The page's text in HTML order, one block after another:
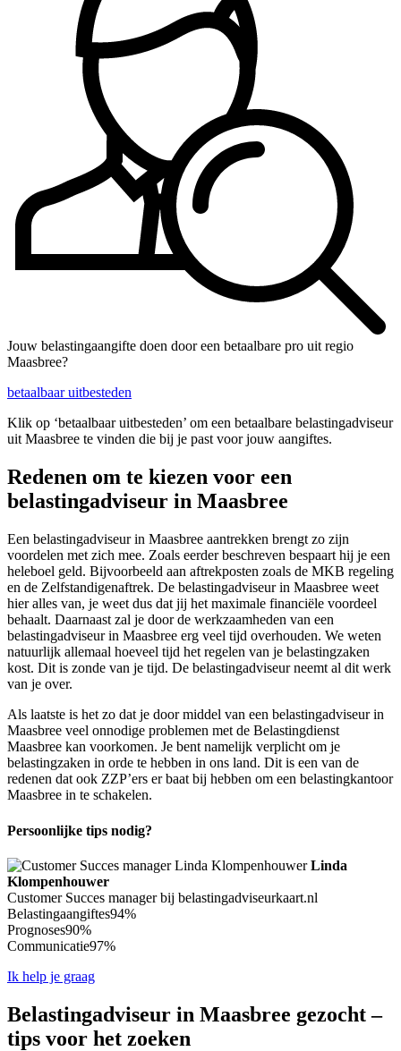
Jouw belastingaangifte doen door een betaalbare pro uit regio
Maasbree?
betaalbaar uitbesteden
Klik op ‘betaalbaar uitbesteden’ om een betaalbare belastingadviseur
uit Maasbree te vinden die bij je past voor jouw aangiftes.
Redenen om te kiezen voor een
belastingadviseur in Maasbree
Een belastingadviseur in Maasbree aantrekken brengt zo zijn
voordelen met zich mee. Zoals eerder beschreven bespaart hij je een
heleboel geld. Bijvoorbeeld aan aftrekposten zoals de MKB regeling
en de Zelfstandigenaftrek. De belastingadviseur in Maasbree weet
hier alles van, je weet dus dat jij het maximale financiële voordeel
behaalt. Daarnaast zal je door de werkzaamheden van een
belastingadviseur in Maasbree erg veel tijd overhouden. We weten
natuurlijk allemaal hoeveel tijd het regelen van je belastingzaken
kost. Dit is zonde van je tijd. De belastingadviseur neemt al dit werk
van je over.
Als laatste is het zo dat je door middel van een belastingadviseur in
Maasbree veel onnodige problemen met de Belastingdienst
Maasbree kan voorkomen. Je bent namelijk verplicht om je
belastingzaken in orde te hebben in ons land. Dit is een van de
redenen dat ook ZZP’ers er baat bij hebben om een belastingkantoor
Maasbree in te schakelen.
Persoonlijke tips nodig?
Linda
Klompenhouwer
Customer Succes manager bij belastingadviseurkaart.nl
Belastingaangiftes94%
Prognoses90%
Communicatie97%
Ik help je graag
Belastingadviseur in Maasbree gezocht –
tips voor het zoeken